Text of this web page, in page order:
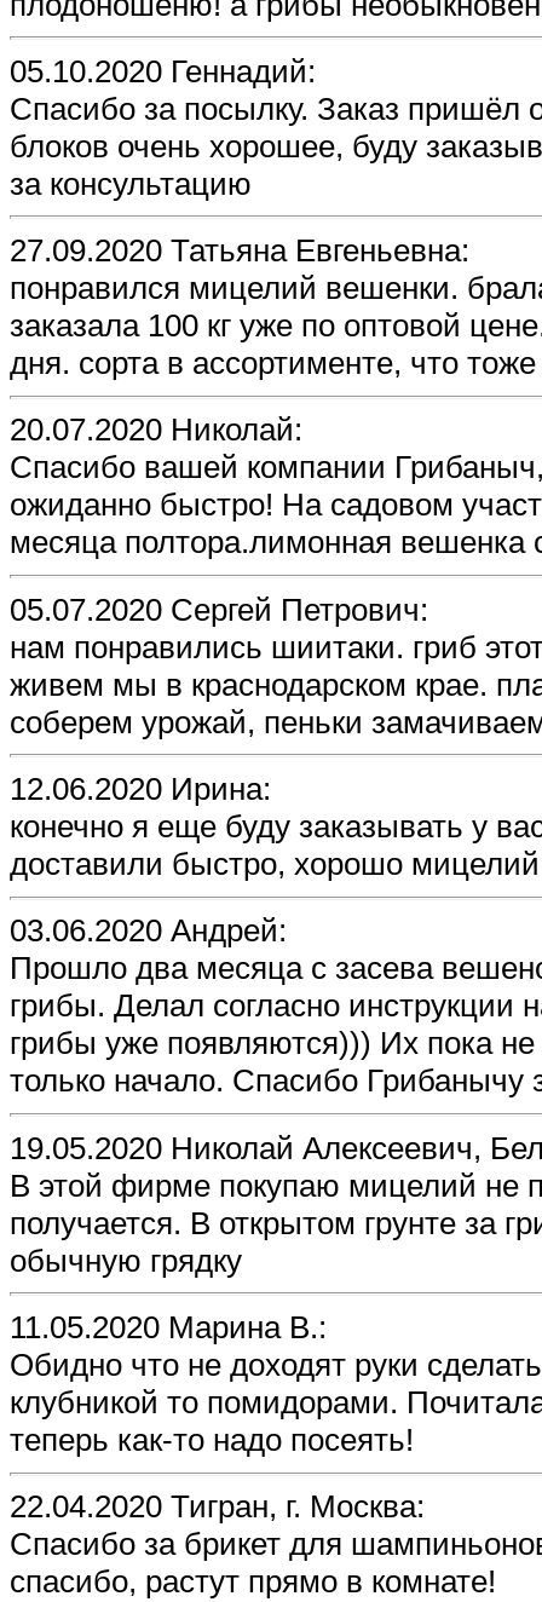
05.10.2020 Геннадий:
Спасибо за посылку. Заказ пришёл
блоков очень хорошее, буду
за консультацию
27.09.2020 Татьяна Евгеньевна:
понравился мицелий вешенки.
заказала 100 кг уже по оптовой
дня. сорта в ассортименте, что
20.07.2020 Николай:
Cпасибо вашей компании
ожиданно быстро! На садовом
месяца полтора.лимонная
05.07.2020 Сергей Петрович:
нам понравились шиитаки. гриб
живем мы в краснодарском крае.
соберем урожай, пеньки
12.06.2020 Ирина:
конечно я еще буду заказывать у
доставили быстро, хорошо
03.06.2020 Андрей:
Прошло два месяца с засева
грибы. Делал согласно
грибы уже появляются))) Их пока не
только начало. Спасибо Грибанычу
19.05.2020 Николай Алексеевич,
В этой фирме покупаю мицелий не
получается. В открытом грунте за
обычную грядку
11.05.2020 Марина В.:
Обидно что не доходят руки
клубникой то помидорами.
теперь как-то надо посеять!
22.04.2020 Тигран, г. Москва:
Спасибо за брикет для
спасибо, растут прямо в комнате!